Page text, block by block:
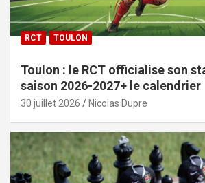
RCT TOULON
Toulon : le RCT officialise son
saison 2026-2027+ le calendrier
30 juillet 2026 Nicolas Dupre